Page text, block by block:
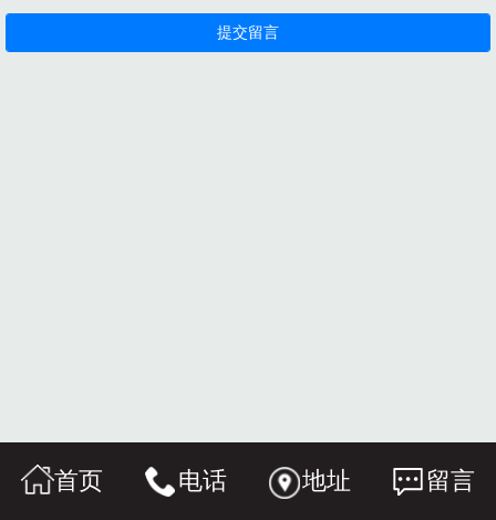
首页 电话 地址 留言